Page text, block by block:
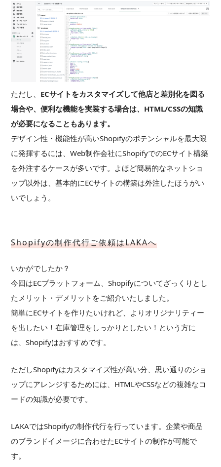
ただし、 ECサイトをカスタマイズして他店と差別化を図る
場合や、便利な機能を実装する場合は、HTML/CSSの知識
が必要になることもあります。
デザイン性・機能性が高いShopifyのポテンシャルを最大限
に発揮するには、Web制作会社にShopifyでのECサイト構築
を外注するケースが多いです。よほど簡易的なネットショ
ップ以外は、基本的にECサイトの構築は外注したほうがい
いでしょう。
Shopifyの制作代行ご依頼はLAKAへ
いかがでしたか？
今回はECプラットフォーム、Shopifyについてざっくりとし
たメリット・デメリットをご紹介いたしました。
簡単にECサイトを作りたいけれど、よりオリジナリティー
を出したい！在庫管理をしっかりとしたい！という方に
は、Shopifyはおすすめです。
ただしShopifyはカスタマイズ性が高い分、思い通りのショ
ップにアレンジするためには、HTMLやCSSなどの複雑なコ
ードの知識が必要です。
LAKAではShopifyの制作代行を行っています。企業や商品
のブランドイメージに合わせたECサイトの制作が可能で
す。